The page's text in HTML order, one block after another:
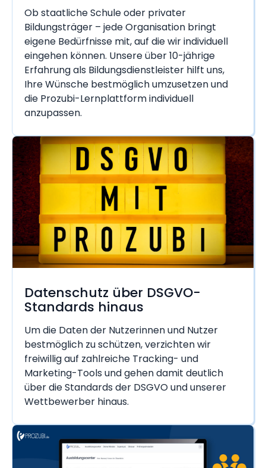
Ob staatliche Schule oder privater
Bildungsträger – jede Organisation bringt
eigene Bedürfnisse mit, auf die wir individuell
eingehen können. Unsere über 10-jährige
Erfahrung als Bildungsdienstleister hilft uns,
Ihre Wünsche bestmöglich umzusetzen und
die Prozubi-Lernplattform individuell
anzupassen.
Datenschutz über DSGVO-
Standards hinaus
Um die Daten der Nutzerinnen und Nutzer
bestmöglich zu schützen, verzichten wir
freiwillig auf zahlreiche Tracking- und
Marketing-Tools und gehen damit deutlich
über die Standards der DSGVO und unserer
Wettbewerber hinaus.